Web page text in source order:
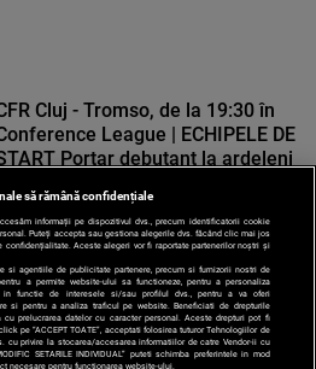
Cluj - Tromso, de la 19:30 în
League | ECHIPELE DE
Portar debutant la ardeleni
să rămână confidențiale
informații pe dispozitivul dvs., precum identificatorii cookie
Puteți accepta sau gestiona alegerile dvs. făcând clic mai jos
Aceste alegeri vor fi raportate partenerilor noștri și
si agentiile de publicitate partenere, precum si furnizorii nostri de
a permite website-ului sa functioneze, pentru a personaliza
in functie de interesele si/sau profilul dvs., pentru a va oferi
si pentru a analiza traficul pe website. Beneficiati de drepturile
cu prelucrarea datelor cu caracter personal. Aceste drepturi pot fi
click pe “ACCEPT TOATE”, acceptati folosirea tuturor Tehnologiilor de
cu privire la stocarea/accesarea informatiilor de catre Vendor-ii cu
SETARILE INDIVIDUAL” puteti schimba preferintele in mod
necesare pentru functionarea website-ului.